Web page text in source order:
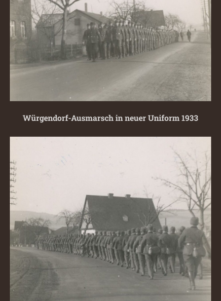
Würgendorf-Ausmarsch in neuer Uniform 1933